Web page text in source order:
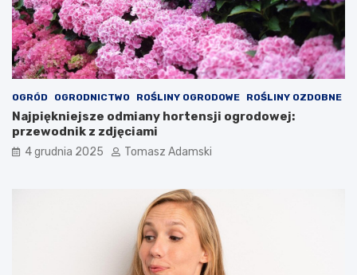
OGRÓD OGRODNICTWO ROŚLINY OGRODOWE ROŚLINY OZDOBNE
Najpiękniejsze odmiany hortensji ogrodowej:
przewodnik z zdjęciami
4 grudnia 2025 Tomasz Adamski